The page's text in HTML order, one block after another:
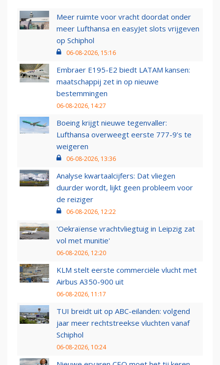
Meer ruimte voor vracht doordat onder
meer Lufthansa en easyJet slots vrijgeven
op Schiphol
06-08-2026, 15:16
Embraer E195-E2 biedt LATAM kansen:
maatschappij zet in op nieuwe
bestemmingen
06-08-2026, 14:27
Boeing krijgt nieuwe tegenvaller:
Lufthansa overweegt eerste 777-9’s te
weigeren
06-08-2026, 13:36
Analyse kwartaalcijfers: Dat vliegen
duurder wordt, lijkt geen probleem voor
de reiziger
06-08-2026, 12:22
'Oekraïense vrachtvliegtuig in Leipzig zat
vol met munitie'
06-08-2026, 12:20
KLM stelt eerste commerciële vlucht met
Airbus A350-900 uit
06-08-2026, 11:17
TUI breidt uit op ABC-eilanden: volgend
jaar meer rechtstreekse vluchten vanaf
Schiphol
06-08-2026, 10:24